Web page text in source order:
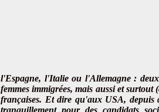
l'Espagne, l'Italie ou l'Allemagne :
femmes immigrées, mais aussi et
françaises. Et dire qu'aux USA, depuis
tranquillement pour des candidats